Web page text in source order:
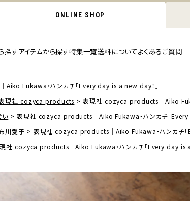
ONLINE SHOP
探すアイテムから探す特集一覧送料についてよくあるご質問
Fukawa・ハンカチ「Every day is a new day！」
現社 cozyca products
表現社 cozyca products｜Aiko
い
表現社 cozyca products｜Aiko Fukawa・ハンカチ「Every
川愛子
表現社 cozyca products｜Aiko Fukawa・ハンカチ「
社 cozyca products｜Aiko Fukawa・ハンカチ「Every day is a